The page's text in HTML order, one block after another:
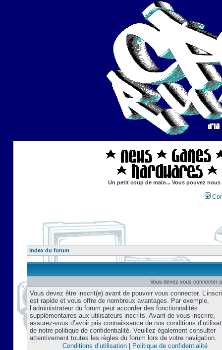
Un petit coup de main... Vous pouvez
Index du forum
Vous devez vous connecter
Vous devez être inscrit(e) avant de pouvoir vous connecter.
est rapide et vous offre de nombreux avantages. Par exemple,
l’administrateur du forum peut accorder des fonctionnalités
supplémentaires aux utilisateurs inscrits. Avant de vous inscrire,
assurez-vous d’avoir pris connaissance de nos conditions
de notre politique de confidentialité. Veuillez également consulter
attentivement toutes les règles du forum lors de votre navigation.
Conditions d’utilisation| Politique de confidentialité